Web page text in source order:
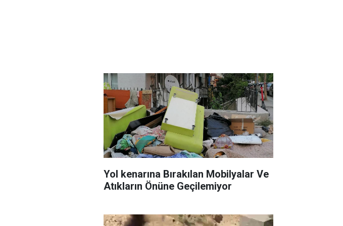
Yol kenarına Bırakılan Mobilyalar Ve
Atıkların Önüne Geçilemiyor